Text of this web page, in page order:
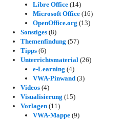
Libre Office (14)
Microsoft Office (16)
OpenOffice.org (13)
Sonstiges (8)
Themenfindung (57)
Tipps (6)
Unterrichtsmaterial (26)
e-Learning (4)
VWA-Pinwand (3)
Videos (4)
Visualisierung (15)
Vorlagen (11)
VWA-Mappe (9)